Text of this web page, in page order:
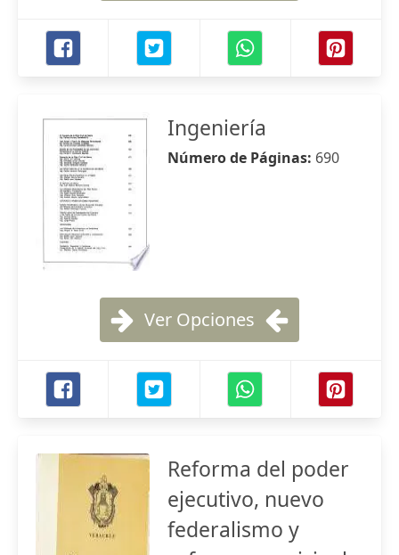
Ingeniería
Número de Páginas: 690
Ver Opciones
Reforma del poder
ejecutivo, nuevo
federalismo y